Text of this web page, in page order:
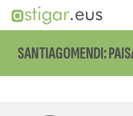
SANTIAGOMENDI: